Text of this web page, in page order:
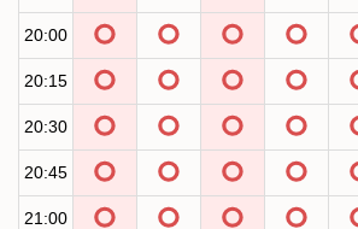
20:00
20:15
20:30
20:45
21:00